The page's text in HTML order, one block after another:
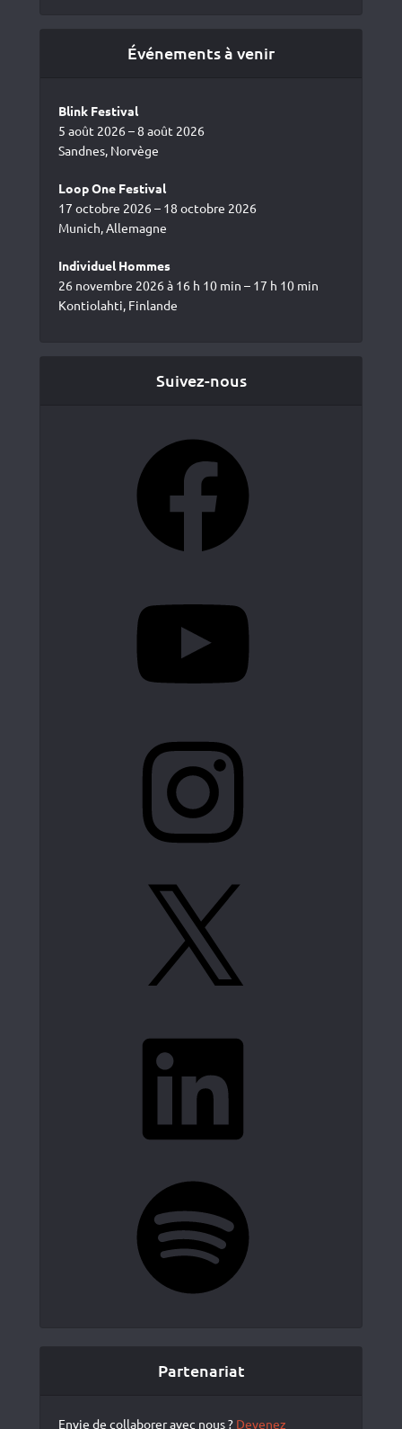
Événements à venir
Blink Festival
5 août 2026 – 8 août 2026
Sandnes, Norvège
Loop One Festival
17 octobre 2026 – 18 octobre 2026
Munich, Allemagne
Individuel Hommes
26 novembre 2026 à 16 h 10 min – 17 h 10 min
Kontiolahti, Finlande
Suivez-nous
Partenariat
Envie de collaborer avec nous ? Devenez